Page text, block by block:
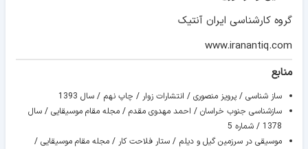
گروه کارشناسی ایران آنتیک
www.iranantiq.com
منابع
ساز شناسی / پرويز منصوری / انتشارات زوار / چاپ نهم / سال 1393
سازشناسی جنوب خراسان / احمد مهدوی مقدم / مجله مقام موسیقایی / سال
1378 / شماره 5
موسیقی در سرزمین گیل و دیلم / ستار فلاحت کار / مجله مقام موسیقایی /